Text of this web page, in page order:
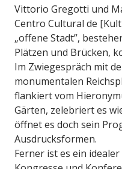
Vittorio Gregotti und
Centro Cultural de
„offene Stadt”,
Plätzen und Brücken,
Im Zwiegespräch mit
monumentalen
flankiert vom
Gärten, zelebriert es
öffnet es doch sein
Ausdrucksformen.
Ferner ist es ein